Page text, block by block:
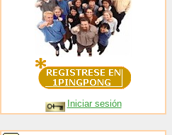
Iniciar sesión